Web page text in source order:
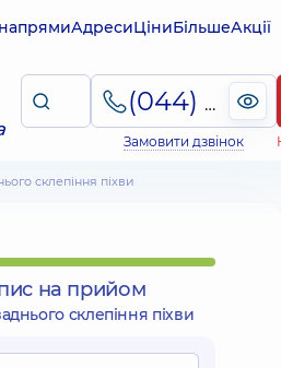
АдресиЦіниБільшеАкції
(044) 495-2-888
Замовити дзвінок
склепіння піхви
на прийом
склепіння піхви